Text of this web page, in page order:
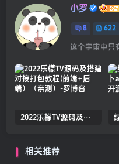
小罗
8 622
2022乐檬TV源码及搭建对接打包教程(前端+后端）（亲测）
相关推荐